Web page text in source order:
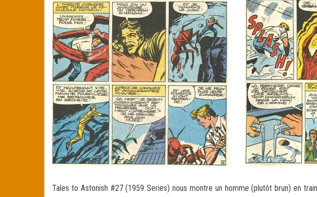
Tales to Astonish #27 (1959 Series) nous montre un homme (plutôt brun) en